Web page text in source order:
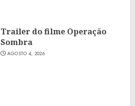
Trailer do filme Operação
Sombra
AGOSTO 4, 2026